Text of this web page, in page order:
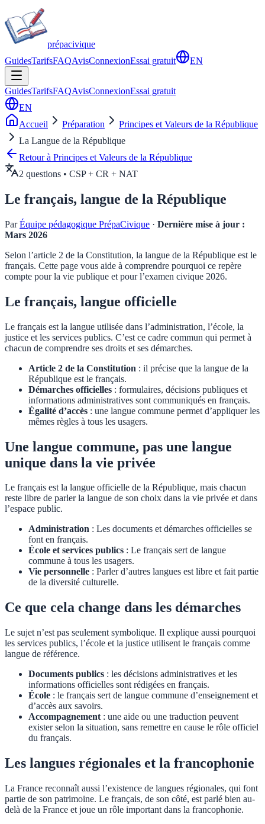
prépacivique
GuidesTarifsFAQAvisConnexionEssai gratuit EN
GuidesTarifsFAQAvisConnexionEssai gratuit
EN
Accueil
Préparation
Principes et Valeurs de la République
La Langue de la République
Retour à Principes et Valeurs de la République
2 questions • CSP + CR + NAT
Le français, langue de la République
ParÉquipe pédagogique PrépaCivique · Dernière mise à jour :
Mars 2026
Selon l’article 2 de la Constitution, la langue de la République est le
français. Cette page vous aide à comprendre pourquoi ce repère
compte pour la vie publique et pour l’examen civique 2026.
Le français, langue officielle
Le français est la langue utilisée dans l’administration, l’école, la
justice et les services publics. C’est ce cadre commun qui permet à
chacun de comprendre ses droits et ses démarches.
Article 2 de la Constitution : il précise que la langue de la
République est le français.
Démarches officielles : formulaires, décisions publiques et
informations administratives sont communiqués en français.
Égalité d’accès : une langue commune permet d’appliquer les
mêmes règles à tous les usagers.
Une langue commune, pas une langue
unique dans la vie privée
Le français est la langue officielle de la République, mais chacun
reste libre de parler la langue de son choix dans la vie privée et dans
l’espace public.
Administration : Les documents et démarches officielles se
font en français.
École et services publics : Le français sert de langue
commune à tous les usagers.
Vie personnelle : Parler d’autres langues est libre et fait partie
de la diversité culturelle.
Ce que cela change dans les démarches
Le sujet n’est pas seulement symbolique. Il explique aussi pourquoi
les services publics, l’école et la justice utilisent le français comme
langue de référence.
Documents publics : les décisions administratives et les
informations officielles sont rédigées en français.
École : le français sert de langue commune d’enseignement et
d’accès aux savoirs.
Accompagnement : une aide ou une traduction peuvent
exister selon la situation, sans remettre en cause le rôle officiel
du français.
Les langues régionales et la francophonie
La France reconnaît aussi l’existence de langues régionales, qui font
partie de son patrimoine. Le français, de son côté, est parlé bien au-
delà de la France et joue un rôle important dans la francophonie.